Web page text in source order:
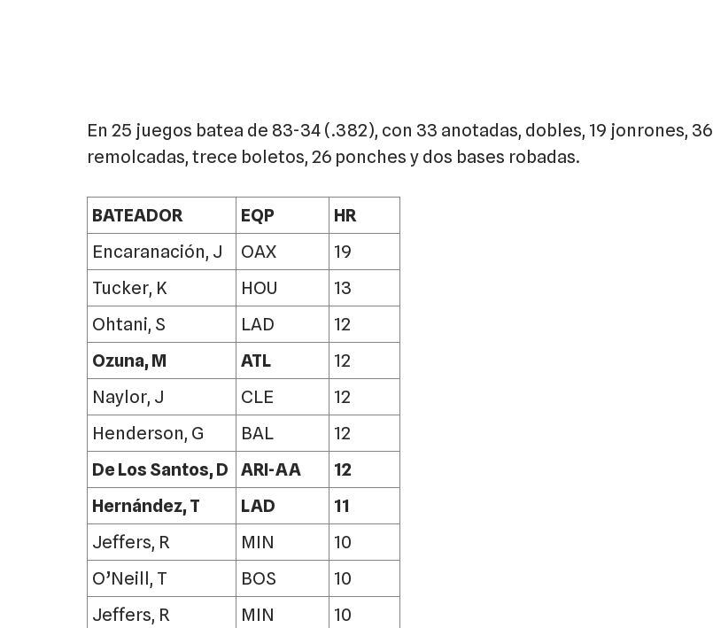
En 25 juegos batea de 83-34 (.382), con 33 anotadas, dobles, 19 jonrones, 36
remolcadas, trece boletos, 26 ponches y dos bases robadas.
BATEADOR EQP
HR
Encaranación, J
OAX
19
Tucker, K
HOU
13
Ohtani, S
LAD
12
Ozuna, M
ATL
12
Naylor, J
CLE
12
Henderson, G
BAL
12
De Los Santos, D
ARI-AA
12
Hernández, T
LAD
11
Jeffers, R
MIN
10
O’Neill, T
BOS
10
Jeffers, R
MIN 10